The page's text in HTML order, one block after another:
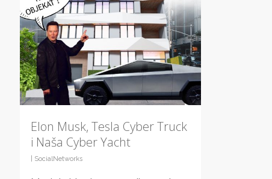
Elon Musk, Tesla Cyber Truck
i Naša Cyber Yacht
SocialNetworks